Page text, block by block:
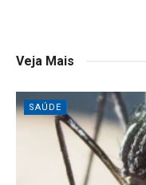
Veja Mais
SAÚDE